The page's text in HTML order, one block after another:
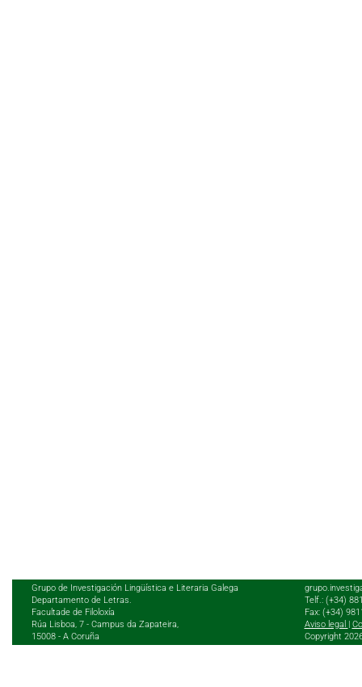
Grupo de Investigación Lingüística e Literaria Galega
Departamento de Letras.
Facultade de Filoloxía
Rúa Lisboa, 7 - Campus da Zapateira,
15008 - A Coruña
Telf.: (+34)
Fax: (+34)
Aviso legal
Copyright